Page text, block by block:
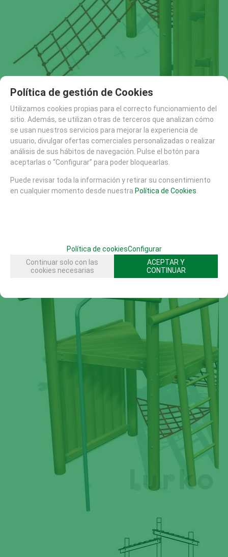
Política de gestión de Cookies
Utilizamos cookies propias para el correcto funcionamiento del
sitio. Además, se utilizan otras de terceros que analizan cómo
se usan nuestros servicios para mejorar la experiencia de
usuario, divulgar ofertas comerciales personalizadas o realizar
análisis de sus hábitos de navegación. Pulse el botón para
aceptarlas o “Configurar” para poder bloquearlas.
Puede revisar toda la información y retirar su consentimiento
en cualquier momento desde nuestra Política de Cookies
Política de cookiesConfigurar
Continuar solo con las
cookies necesarias
ACEPTAR Y
CONTINUAR